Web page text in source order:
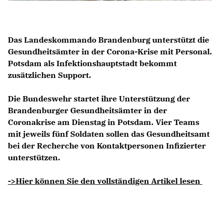
Das Landeskommando Brandenburg unterstützt die
Gesundheitsämter in der Corona-Krise mit Personal.
Potsdam als Infektionshauptstadt bekommt
zusätzlichen Support.
Die Bundeswehr startet ihre Unterstützung der
Brandenburger Gesundheitsämter in der
Coronakrise am Dienstag in Potsdam. Vier Teams
mit jeweils fünf Soldaten sollen das Gesundheitsamt
bei der Recherche von Kontaktpersonen Infizierter
unterstützen.
->Hier können Sie den vollständigen Artikel lesen